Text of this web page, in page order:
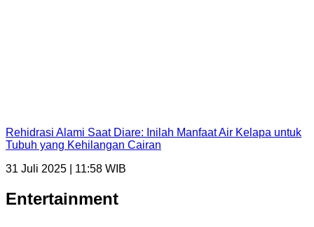
Rehidrasi Alami Saat Diare: Inilah Manfaat Air Kelapa untuk
Tubuh yang Kehilangan Cairan
31 Juli 2025 | 11:58 WIB
Entertainment